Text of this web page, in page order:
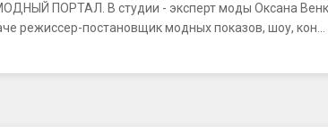
ПОРТАЛ. В студии - эксперт моды Оксана
режиссер-постановщик модных показов, шоу, кон...